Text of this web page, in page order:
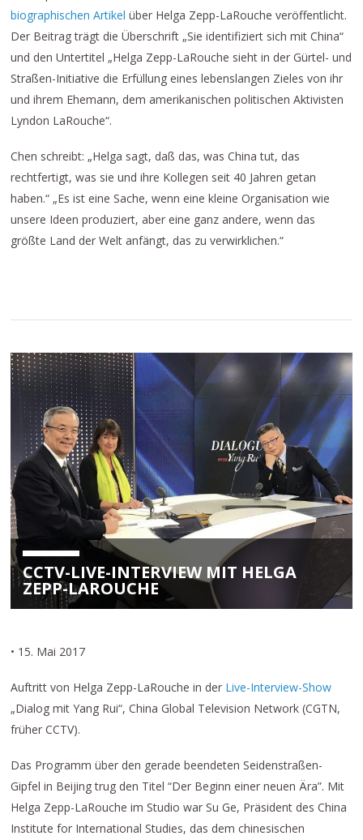
biographischen Artikelüber Helga Zepp-LaRouche veröffentlicht.
Der Beitrag trägt die Überschrift „Sie identifiziert sich mit China“
und den Untertitel „Helga Zepp-LaRouche sieht in der Gürtel- und
Straßen-Initiative die Erfüllung eines lebenslangen Zieles von ihr
und ihrem Ehemann, dem amerikanischen politischen Aktivisten
Lyndon LaRouche“.
Chen schreibt: „Helga sagt, daß das, was China tut, das
rechtfertigt, was sie und ihre Kollegen seit 40 Jahren getan
haben.“ „Es ist eine Sache, wenn eine kleine Organisation wie
unsere Ideen produziert, aber eine ganz andere, wenn das
größte Land der Welt anfängt, das zu verwirklichen.“
CCTV-LIVE-INTERVIEW MIT HELGA
ZEPP-LAROUCHE
• 15. Mai 2017
Auftritt von Helga Zepp-LaRouche in der Live-Interview-Show
„Dialog mit Yang Rui“, China Global Television Network (CGTN,
früher CCTV).
Das Programm über den gerade beendeten Seidenstraßen-
Gipfel in Beijing trug den Titel “Der Beginn einer neuen Ära”. Mit
Helga Zepp-LaRouche im Studio war Su Ge, Präsident des China
Institute for International Studies, das dem chinesischen